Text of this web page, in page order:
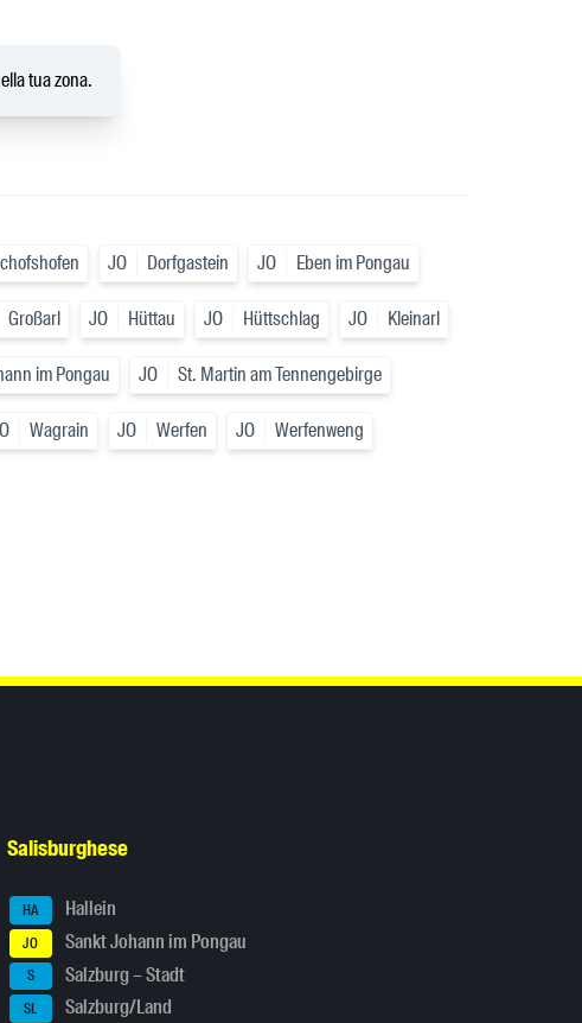
tua zona.
JO Dorfgastein JO Eben im Pongau
Großarl JO Hüttau JO Hüttschlag JO Kleinarl
im Pongau JO St. Martin am Tennengebirge
Wagrain JO Werfen JO Werfenweng
Salisburghese
HA Hallein
JO Sankt Johann im Pongau
S Salzburg – Stadt
SL Salzburg/Land